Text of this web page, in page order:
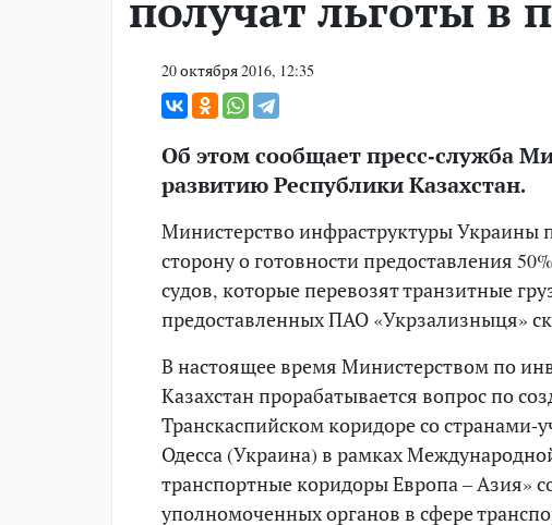
20 октября 2016, 12:35
Об этом сообщает пресс-служба
развитию Республики Казахстан.
Министерство инфраструктуры Украины
сторону о готовности предоставления
судов, которые перевозят транзитные
предоставленных ПАО «Укрзализныця»
В настоящее время Министерством по
Казахстан прорабатывается вопрос по
Транскаспийском коридоре со странами-
Одесса (Украина) в рамках
транспортные коридоры Европа – Азия»
уполномоченных органов в сфере